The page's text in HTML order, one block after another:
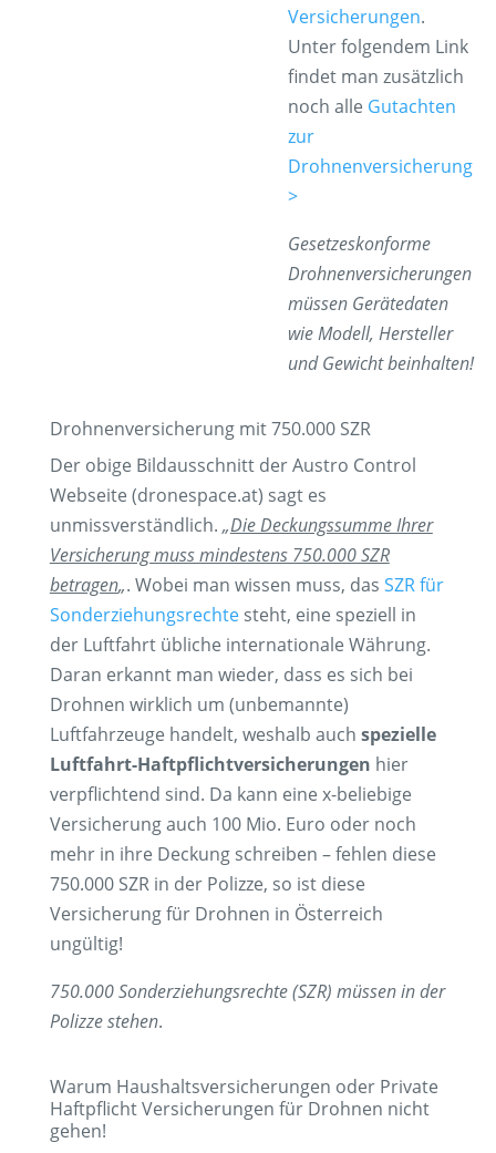
Versicherungen.
Unter folgendem Link
findet man zusätzlich
noch alle Gutachten
zur
Drohnenversicherung
>
Gesetzeskonforme
Drohnenversicherungen
müssen Gerätedaten
wie Modell, Hersteller
und Gewicht beinhalten!
Drohnenversicherung mit 750.000 SZR
Der obige Bildausschnitt der Austro Control
Webseite (dronespace.at) sagt es
unmissverständlich. „Die Deckungssumme Ihrer
Versicherung muss mindestens 750.000 SZR
betragen„. Wobei man wissen muss, das SZR für
Sonderziehungsrechtesteht, eine speziell in
der Luftfahrt übliche internationale Währung.
Daran erkannt man wieder, dass es sich bei
Drohnen wirklich um (unbemannte)
Luftfahrzeuge handelt, weshalb auch spezielle
Luftfahrt-Haftpflichtversicherungen hier
verpflichtend sind. Da kann eine x-beliebige
Versicherung auch 100 Mio. Euro oder noch
mehr in ihre Deckung schreiben –fehlen diese
750.000 SZR in der Polizze, so ist diese
Versicherung für Drohnen in Österreich
ungültig!
750.000 Sonderziehungsrechte (SZR) müssen in der
Polizze stehen.
Warum Haushaltsversicherungen oder Private
Haftpflicht Versicherungen für Drohnen nicht
gehen!